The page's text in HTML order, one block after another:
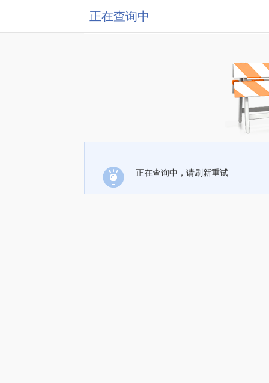
正在查询中
正在查询中，请刷新重试